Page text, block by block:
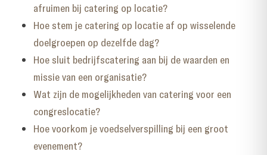
afruimen bij catering op locatie?
Hoe stem je catering op locatie af op wisselende
doelgroepen op dezelfde dag?
Hoe sluit bedrijfscatering aan bij de waarden en
missie van een organisatie?
Wat zijn de mogelijkheden van catering voor een
congreslocatie?
Hoe voorkom je voedselverspilling bij een groot
evenement?